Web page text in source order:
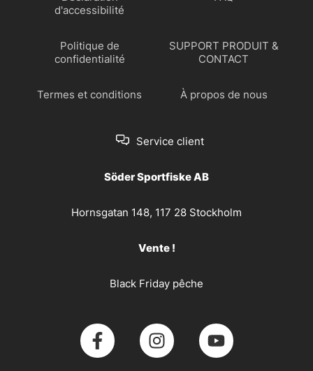
d'accessibilité
Politique de
confidentialité
SUPPORT PRODUIT &
CONTACT
Termes et conditions À propos de nous
Service client
Söder Sportfiske AB
Hornsgatan 148, 117 28 Stockholm
Vente !
Black Friday pêche